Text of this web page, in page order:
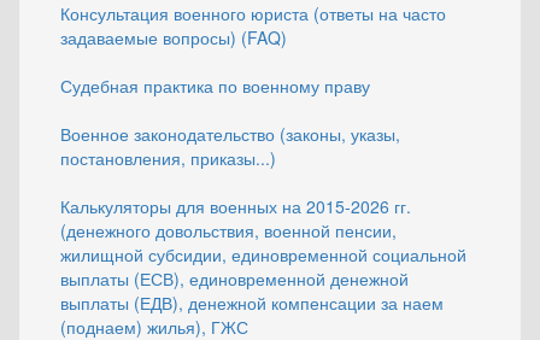
Консультация военного юриста (ответы на часто
задаваемые вопросы) (FAQ)
Судебная практика по военному праву
Военное законодательство (законы, указы,
постановления, приказы...)
Калькуляторы для военных на 2015-2026 гг.
(денежного довольствия, военной пенсии,
жилищной субсидии, единовременной социальной
выплаты (ЕСВ), единовременной денежной
выплаты (ЕДВ), денежной компенсации за наем
(поднаем) жилья), ГЖС